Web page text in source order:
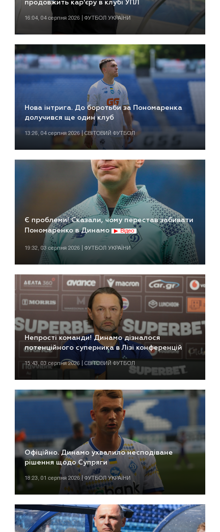
продовжить кар'єру в клубі УПЛ
16:04, 04 серпня 2026 | ФУТБОЛ УКРАЇНИ
Нова інтрига. До боротьби за Пономаренка
долучився ще один клуб
13:26, 04 серпня 2026 | СВІТОВИЙ ФУТБОЛ
Є проблеми! Сказали, чому перестав забивати
Пономаренко в Динамо
Відео
19:32, 03 серпня 2026 | ФУТБОЛ УКРАЇНИ
Непрості команди! Динамо дізналося
потенційного суперника в Лізі конференцій
15:43, 03 серпня 2026 | СВІТОВИЙ ФУТБОЛ
Офіційно. Динамо ухвалило несподіване
рішення щодо Супряги
18:23, 01 серпня 2026 | ФУТБОЛ УКРАЇНИ